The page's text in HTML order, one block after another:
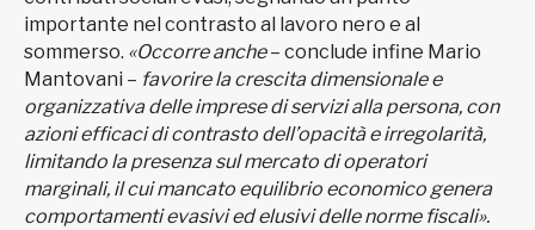
importante nel contrasto al lavoro nero e al
sommerso. «Occorre anche– conclude infine Mario
Mantovani – favorire la crescita dimensionale e
organizzativa delle imprese di servizi alla persona, con
azioni efficaci di contrasto dell’opacità e irregolarità,
limitando la presenza sul mercato di operatori
marginali, il cui mancato equilibrio economico genera
comportamenti evasivi ed elusivi delle norme fiscali».